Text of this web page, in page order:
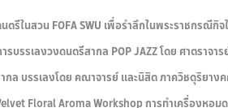
รีในสวน FOFA SWU เพื่อรำลึกในพระราชกรณีกิ
บรรเลงวงดนตรีสากล POP JAZZ โดย ศาตราจ
ล บรรเลงโดย คณาจารย์ และนิสิต ภาควิชดุริยา
Floral Aroma Workshop การทำเครื่องหอ